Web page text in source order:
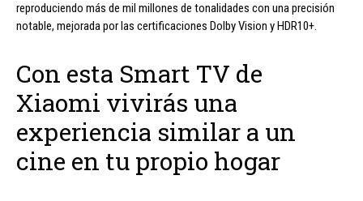
reproduciendo más de mil millones de tonalidades con una precisión
notable, mejorada por las certificaciones Dolby Vision y HDR10+.
Con esta Smart TV de
Xiaomi vivirás una
experiencia similar a un
cine en tu propio hogar